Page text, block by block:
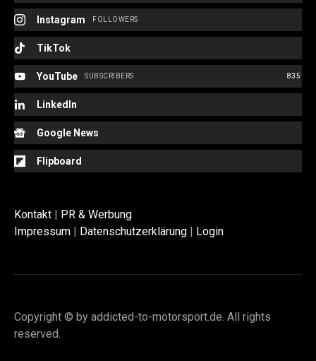
Instagram FOLLOWERS
TikTok
YouTube 835
SUBSCRIBERS
LinkedIn
Google News
Flipboard
Kontakt | PR & Werbung
Impressum | Datenschutzerklärung | Login
Copyright © by addicted-to-motorsport.de. All rights
reserved.